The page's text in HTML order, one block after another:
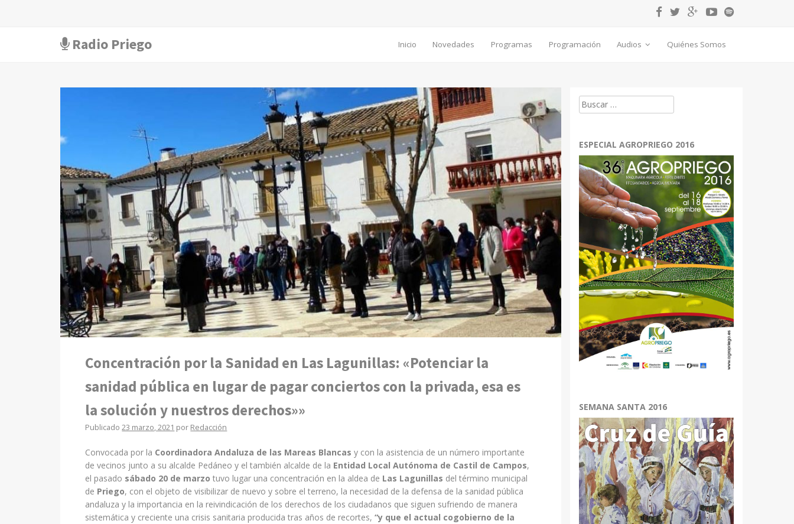
Radio Priego Inicio Novedades Programas Programación Audios Quiénes Somos
Concentración por la Sanidad en Las Lagunillas: «Potenciar la
sanidad pública en lugar de pagar conciertos con la privada, esa es
la solución y nuestros derechos»»
Publicado23 marzo, 2021 por Redacción
Convocada por la Coordinadora Andaluza de las Mareas Blancas y con la asistencia de un número importante
de vecinos junto a su alcalde Pedáneo y el también alcalde de la Entidad Local Autónoma de Castil de Campos,
el pasado sábado 20 de marzo tuvo lugar una concentración en la aldea de Las Lagunillas del término municipal
de Priego, con el objeto de visibilizar de nuevo y sobre el terreno, la necesidad de la defensa de la sanidad pública
andaluza y la importancia en la reivindicación de los derechos de los ciudadanos que siguen sufriendo de manera
sistemática y creciente una crisis sanitaria producida tras años de recortes,“y que el actual cogobierno de la
Buscar:
ESPECIAL AGROPRIEGO 2016
SEMANA SANTA 2016